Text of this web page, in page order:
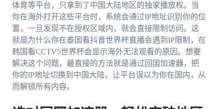
体育等平台，只拿到了中国大陆地区的独家播放权。当
你在海外打开这些平台时，系统会通过IP地址识别你的位
置，一旦发现不在授权区域内，就会直接限制访问。这
就是为什么你在泰国看抖音世界杯直播会遇到IP限制，在
韩国看CCTV5世界杯会显示海外无法观看的原因。想要
解决这个问题，最直接的方法就是通过回国加速器，把
你的IP地址切换到中国大陆，让平台误以为你在国内，从
而解锁所有内容。